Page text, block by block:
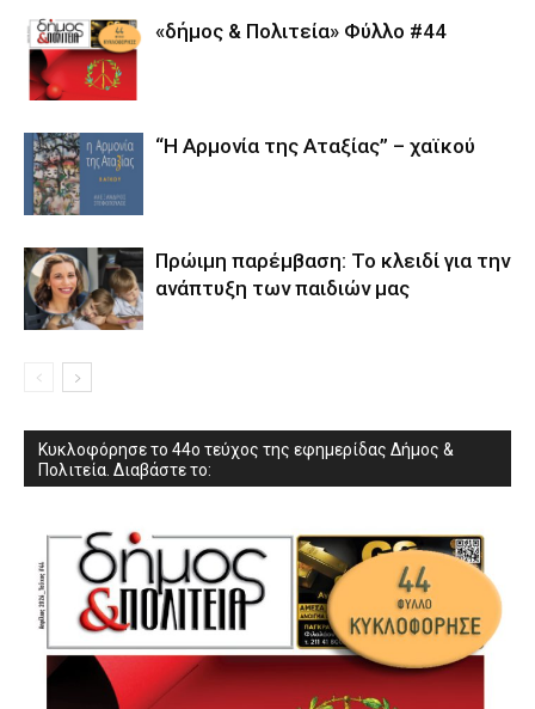
«δήμος & Πολιτεία» Φύλλο #44
“Η Αρμονία της Αταξίας” – χαϊκού
Πρώιμη παρέμβαση: Το κλειδί για την
ανάπτυξη των παιδιών µας
Κυκλοφόρησε το 44ο τεύχος της εφημερίδας Δήμος &
Πολιτεία. Διαβάστε το: